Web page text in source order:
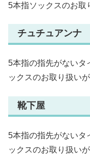
5本指ソックスのお取
チュチュアンナ
5本指の指先がないタ
ックスのお取り扱いが
靴下屋
5本指の指先がないタ
ックスのお取り扱いが